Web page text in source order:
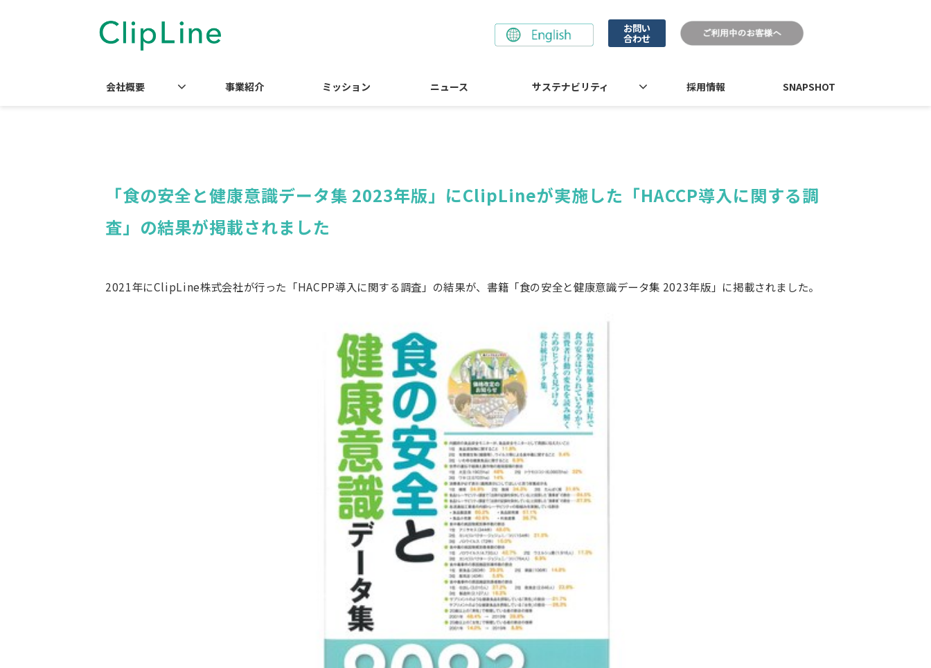
お問い
合わせ
会社概要 事業紹介 ミッション ニュース サステナビリティ 採用情報 SNAPSHOT
「食の安全と健康意識データ集 2023年版」にClipLineが実施した「HACCP導入に関する調
査」の結果が掲載されました
2021年にClipLine株式会社が行った「HACPP導入に関する調査」の結果が、書籍「食の安全と健康意識データ集 2023年版」に掲載されました。